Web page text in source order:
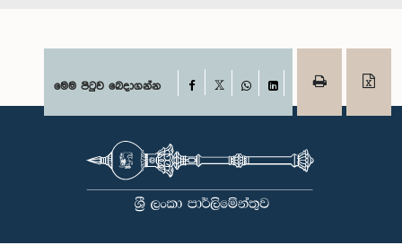
මෙම පිටුව බෙදාගන්න Facebook
WhatsAppLinkedIn